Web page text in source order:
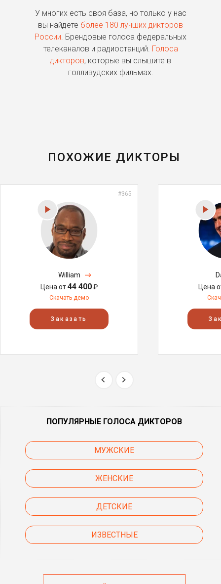
У многих есть своя база, но только у нас
вы найдете более 180 лучших дикторов
России. Брендовые голоса федеральных
телеканалов и радиостанций. Голоса
дикторов, которые вы слышите в
голливудских фильмах.
ПОХОЖИЕ ДИКТОРЫ
#365
William
Цена от44 400₽
Скачать демо
Заказать
Цена
ПОПУЛЯРНЫЕ ГОЛОСА ДИКТОРОВ
МУЖСКИЕ
ЖЕНСКИЕ
ДЕТСКИЕ
ИЗВЕСТНЫЕ